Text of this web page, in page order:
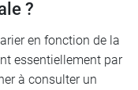
?
en fonction de la
essentiellement par
à consulter un